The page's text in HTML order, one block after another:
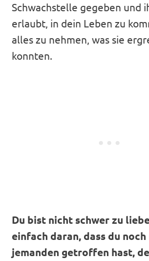
Schwachstelle gegeben und
erlaubt, in dein Leben zu
alles zu nehmen, was sie
konnten.
Du bist nicht schwer zu
einfach daran, dass du noch
jemanden getroffen hast,